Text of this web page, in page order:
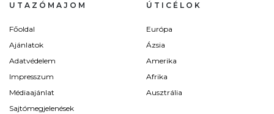
UTAZÓMAJOM
Főoldal
Ajánlatok
Adatvédelem
Impresszum
Médiaajánlat
Sajtómegjelenések
ÚTICÉLOK
Európa
Ázsia
Amerika
Afrika
Ausztrália